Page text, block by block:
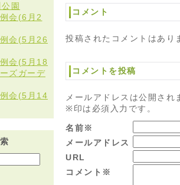
園
会(6月2
会(5月26
会(5月18
ズガーデ
会(5月14
コメント
投稿されたコメントはあり
コメントを投稿
メールアドレスは公開され
※印は必須入力です。
名前※
メールアドレス
URL
コメント※